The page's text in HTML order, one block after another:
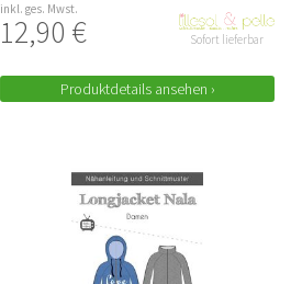
inkl. ges. Mwst.
12,90 € Sofort lieferbar
Produktdetails ansehen ›